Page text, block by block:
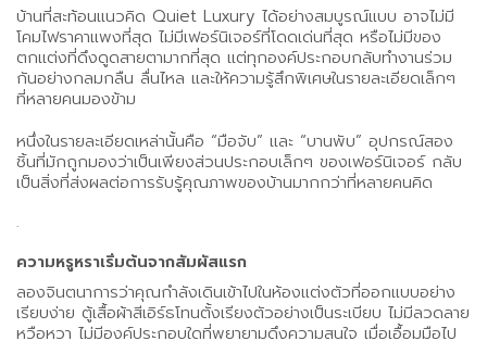
บ้านที่สะท้อนแนวคิด Quiet Luxury ได้อย่างสมบูรณ์แบบ อาจไม่มี
โคมไฟราคาแพงที่สุด ไม่มีเฟอร์นิเจอร์ที่โดดเด่นที่สุด หรือไม่มีของ
ตกแต่งที่ดึงดูดสายตามากที่สุด แต่ทุกองค์ประกอบกลับทำงานร่วม
กันอย่างกลมกลืน ลื่นไหล และให้ความรู้สึกพิเศษในรายละเอียดเล็กๆ
ที่หลายคนมองข้าม
หนึ่งในรายละเอียดเหล่านั้นคือ “มือจับ” และ “บานพับ” อุปกรณ์สอง
ชิ้นที่มักถูกมองว่าเป็นเพียงส่วนประกอบเล็กๆ ของเฟอร์นิเจอร์ กลับ
เป็นสิ่งที่ส่งผลต่อการรับรู้คุณภาพของบ้านมากกว่าที่หลายคนคิด
.
ความหรูหราเริ่มต้นจากสัมผัสแรก
ลองจินตนาการว่าคุณกำลังเดินเข้าไปในห้องแต่งตัวที่ออกแบบอย่าง
เรียบง่าย ตู้เสื้อผ้าสีเอิร์ธโทนตั้งเรียงตัวอย่างเป็นระเบียบ ไม่มีลวดลาย
หวือหวา ไม่มีองค์ประกอบใดที่พยายามดึงความสนใจ เมื่อเอื้อมมือไป